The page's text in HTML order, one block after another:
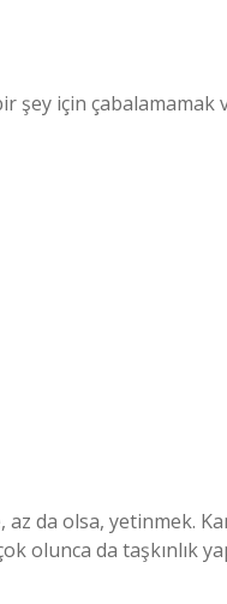
için çabalamamak
da olsa, yetinmek.
olunca da taşkınlık